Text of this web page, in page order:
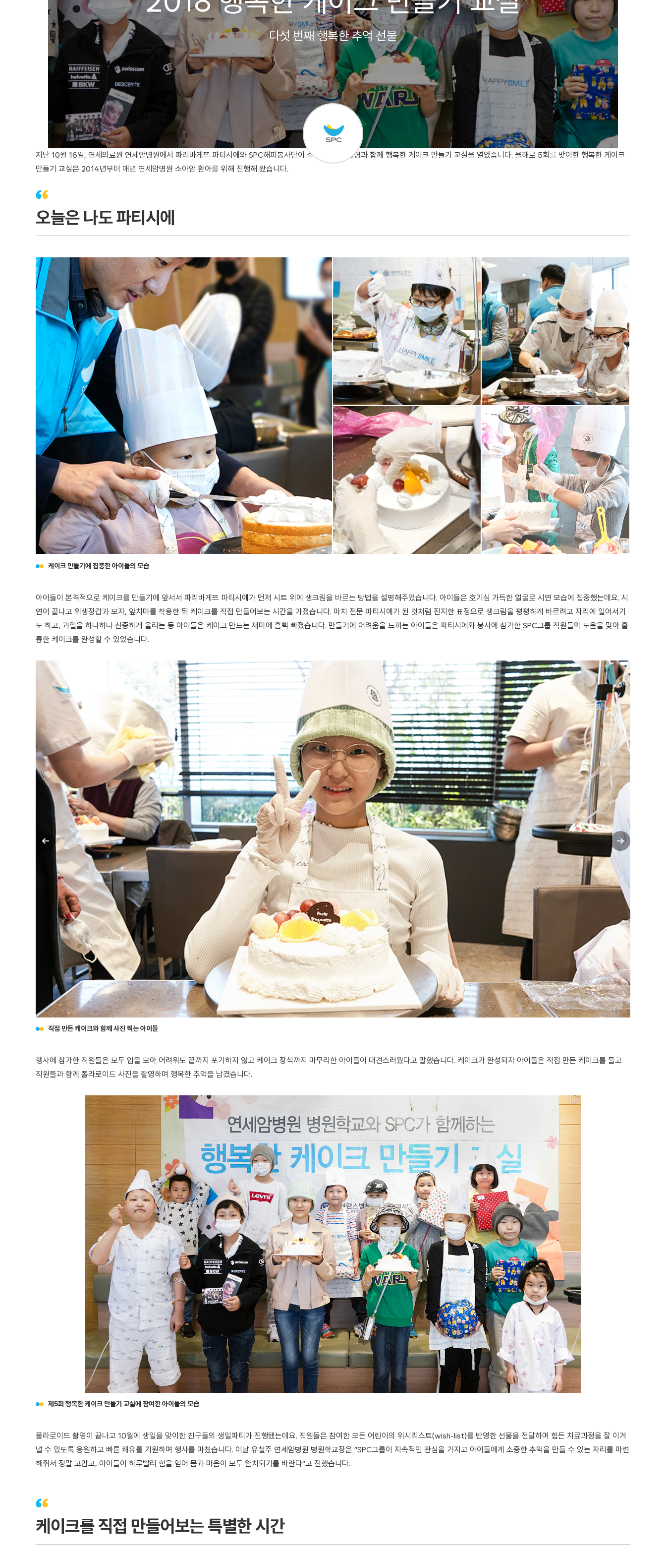
다섯 번째 행복한 추억 선물
지난 10월 16일, 연세의료원 연세암병원에서 파리바게뜨 파티시에와 SPC해피봉사단이 소아암 환아 15명과 함께 행복한 케이크 만들기 교실을 열었습니다. 올해로 5회를 맞이한 행복한 케이크
만들기 교실은 2014년부터 매년 연세암병원 소아암 환아를 위해 진행해 왔습니다.
오늘은 나도 파티시에
케이크 만들기에 집중한 아이들의 모습
아이들이 본격적으로 케이크를 만들기에 앞서서 파리바게뜨 파티시에가 먼저 시트 위에 생크림을 바르는 방법을 설명해주었습니다. 아이들은 호기심 가득한 얼굴로 시연 모습에 집중했는데요. 시
연이 끝나고 위생장갑과 모자, 앞치마를 착용한 뒤 케이크를 직접 만들어보는 시간을 가졌습니다. 마치 전문 파티시에가 된 것처럼 진지한 표정으로 생크림을 평평하게 바르려고 자리에 일어서기
도 하고, 과일을 하나하나 신중하게 올리는 등 아이들은 케이크 만드는 재미에 흠뻑 빠졌습니다. 만들기에 어려움을 느끼는 아이들은 파티시에와 봉사에 참가한 SPC그룹 직원들의 도움을 맞아 훌
륭한 케이크를 완성할 수 있었습니다.
직접 만든 케이크와 함께 사진 찍는 아이들
행사에 참가한 직원들은 모두 입을 모아 어려워도 끝까지 포기하지 않고 케이크 장식까지 마무리한 아이들이 대견스러웠다고 말했습니다. 케이크가 완성되자 아이들은 직접 만든 케이크를 들고
직원들과 함께 폴라로이드 사진을 촬영하며 행복한 추억을 남겼습니다.
제5회 행복한 케이크 만들기 교실에 참여한 아이들의 모습
폴라로이드 촬영이 끝나고 10월에 생일을 맞이한 친구들의 생일파티가 진행됐는데요. 직원들은 참여한 모든 어린이의 위시리스트(wish-list)를 반영한 선물을 전달하며 힘든 치료과정을 잘 이겨
낼 수 있도록 응원하고 빠른 쾌유를 기원하며 행사를 마쳤습니다. 이날 유철주 연세암병원 병원학교장은 “SPC그룹이 지속적인 관심을 가지고 아이들에게 소중한 추억을 만들 수 있는 자리를 마련
해줘서 정말 고맙고, 아이들이 하루빨리 힘을 얻어 몸과 마음이 모두 완치되기를 바란다”고 전했습니다.
케이크를 직접 만들어보는 특별한 시간